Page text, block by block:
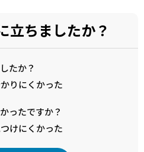
立ちましたか？
たか？
りにくかった
ったですか？
けにくかった